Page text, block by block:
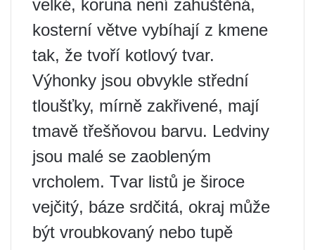
velké, koruna není zahuštěná,
kosterní větve vybíhají z kmene
tak, že tvoří kotlový tvar.
Výhonky jsou obvykle střední
tloušťky, mírně zakřivené, mají
tmavě třešňovou barvu. Ledviny
jsou malé se zaobleným
vrcholem. Tvar listů je široce
vejčitý, báze srdčitá, okraj může
být vroubkovaný nebo tupě